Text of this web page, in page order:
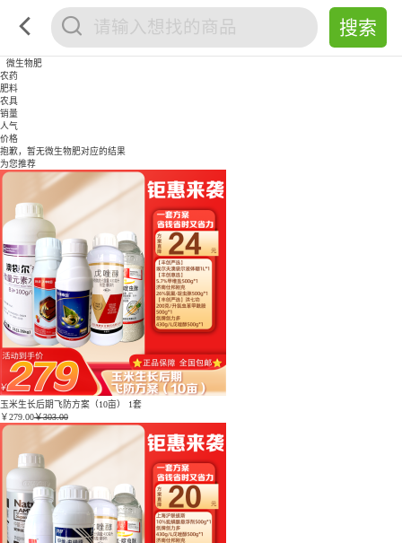
微生物肥
农药
肥料
农具
销量
人气
价格
抱歉，暂无微生物肥对应的结果
为您推荐
玉米生长后期飞防方案（10亩） 1套
￥279.00￥303.00